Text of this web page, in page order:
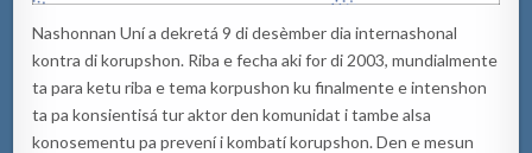
Nashonnan Uní a dekretá 9 di desèmber dia internashonal
kontra di korupshon. Riba e fecha aki for di 2003, mundialmente
ta para ketu riba e tema korpushon ku finalmente e intenshon
ta pa konsientisá tur aktor den komunidat i tambe alsa
konosementu pa prevení i kombatí korupshon. Den e mesun